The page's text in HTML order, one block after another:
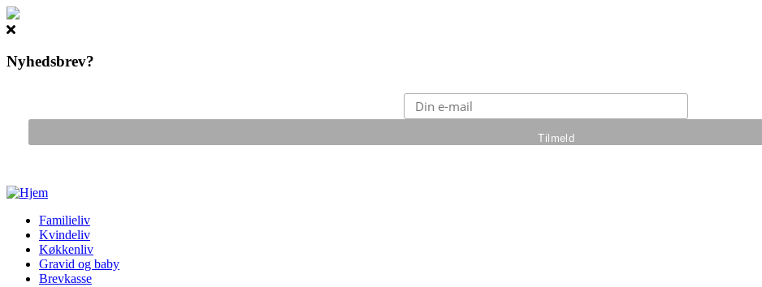
Nyhedsbrev?
Gå til hovedindhold
Familieliv
Kvindeliv
Køkkenliv
Gravid og baby
Brevkasse